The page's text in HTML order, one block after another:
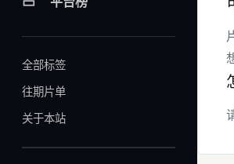
全部标签
往期片单
关于本站